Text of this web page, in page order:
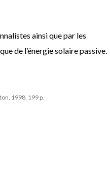
ainsi que par les
de l’énergie solaire passive.
1998, 199 p.